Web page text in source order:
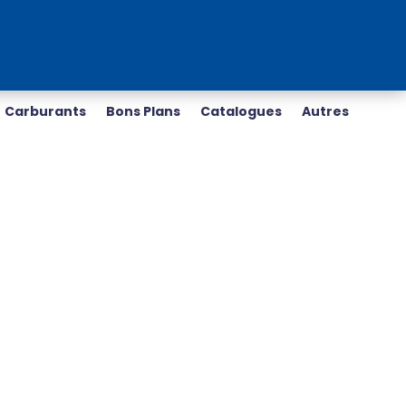
Carburants Bons Plans Catalogues
Autres